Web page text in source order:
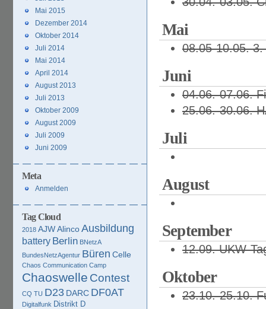
Mai
08.05-10.05.
Juni
04.06.-07.06.
25.06.-30.06.
Juli
August
September
12.09. UKW-
Oktober
23.10.-25.10.
Mai 2015
Dezember 2014
Oktober 2014
Juli 2014
Mai 2014
April 2014
August 2013
Juli 2013
Oktober 2009
August 2009
Juli 2009
Juni 2009
Meta
Anmelden
Tag Cloud
2018 AJWAlincoAusbildung
battery Berlin BNetzA
BundesNetzAgentur Büren Celle
Chaos Communication Camp
Chaoswelle Contest
CQ TU D23 DARC DF0AT
Digitalfunk Distrikt D